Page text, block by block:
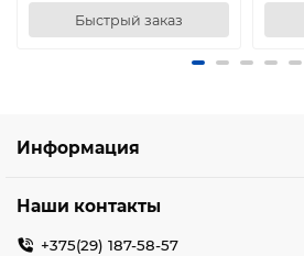
Быстрый заказ
Информация
Наши контакты
+375(29) 187-58-57